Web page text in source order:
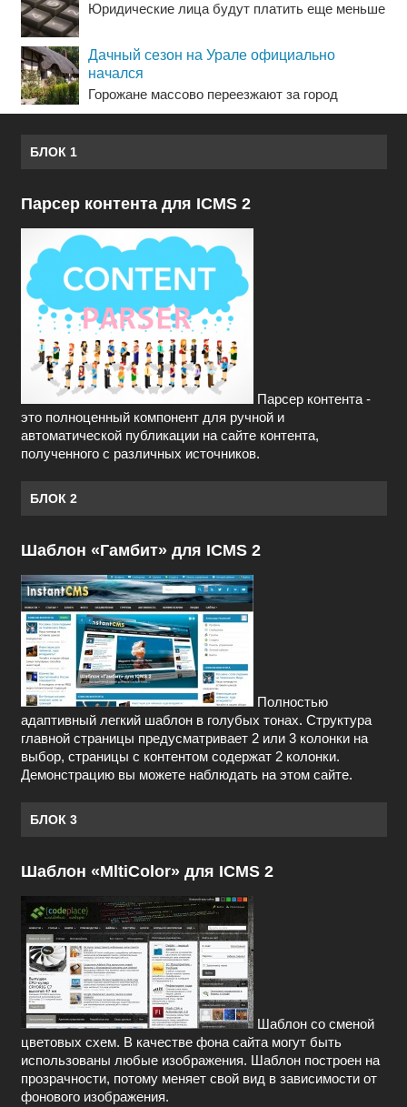
Юридические лица будут платить еще меньше
Дачный сезон на Урале официально
начался
Горожане массово переезжают за город
БЛОК 1
Парсер контента для ICMS 2
Парсер контента -
это полноценный компонент для ручной и
автоматической публикации на сайте контента,
полученного с различных источников.
БЛОК 2
Шаблон «Гамбит» для ICMS 2
Полностью
адаптивный легкий шаблон в голубых тонах. Структура
главной страницы предусматривает 2 или 3 колонки на
выбор, страницы с контентом содержат 2 колонки.
Демонстрацию вы можете наблюдать на этом сайте.
БЛОК 3
Шаблон «MltiColor» для ICMS 2
Шаблон со сменой
цветовых схем. В качестве фона сайта могут быть
использованы любые изображения. Шаблон построен на
прозрачности, потому меняет свой вид в зависимости от
фонового изображения.